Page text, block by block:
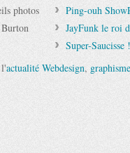
photos
Ping-ouh
JayFunk le roi
Super-Saucisse
actualité Webdesign, graphisme